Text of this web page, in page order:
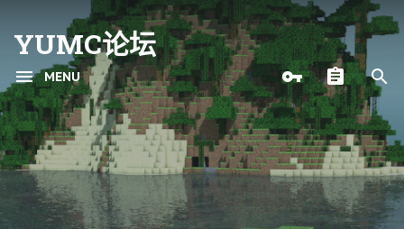
YUMC论坛
MENU